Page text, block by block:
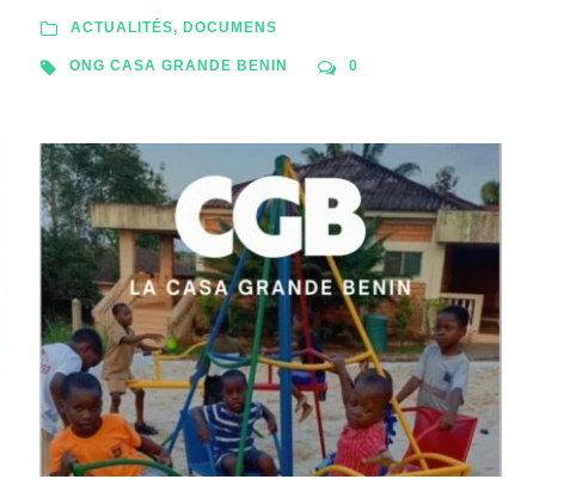
ACTUALITÉS, DOCUMENS
ONG CASA GRANDE BENIN 0